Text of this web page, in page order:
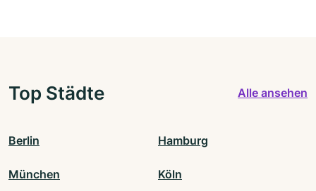
Top Städte Alle ansehen
Berlin Hamburg
München Köln